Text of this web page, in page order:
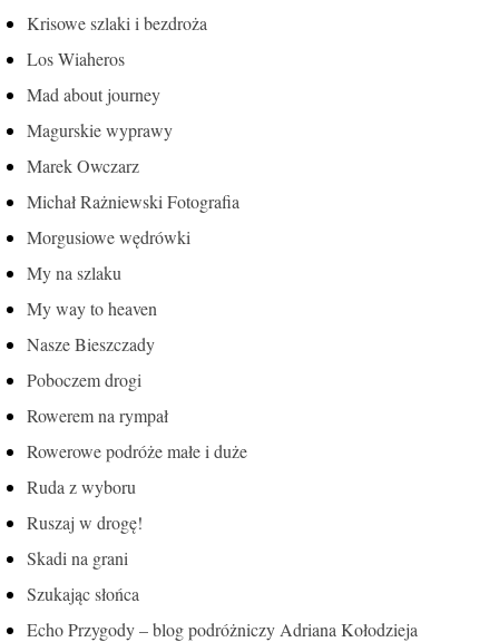
Krisowe szlaki i bezdroża
Los Wiaheros
Mad about journey
Magurskie wyprawy
Marek Owczarz
Michał Rażniewski Fotografia
Morgusiowe wędrówki
My na szlaku
My way to heaven
Nasze Bieszczady
Poboczem drogi
Rowerem na rympał
Rowerowe podróże małe i duże
Ruda z wyboru
Ruszaj w drogę!
Skadi na grani
Szukając słońca
Echo Przygody – blog podróżniczy Adriana Kołodzieja